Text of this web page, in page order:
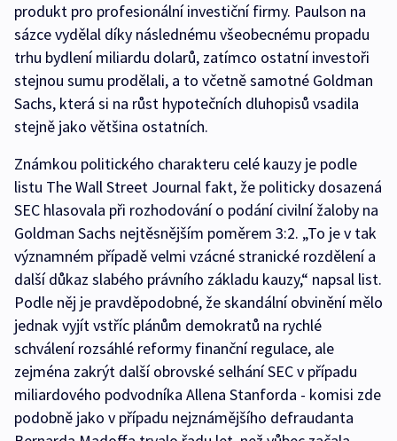
produkt pro profesionální investiční firmy. Paulson na
sázce vydělal díky následnému všeobecnému propadu
trhu bydlení miliardu dolarů, zatímco ostatní investoři
stejnou sumu prodělali, a to včetně samotné Goldman
Sachs, která si na růst hypotečních dluhopisů vsadila
stejně jako většina ostatních.
Známkou politického charakteru celé kauzy je podle
listu The Wall Street Journal fakt, že politicky dosazená
SEC hlasovala při rozhodování o podání civilní žaloby na
Goldman Sachs nejtěsnějším poměrem 3:2. „To je v tak
významném případě velmi vzácné stranické rozdělení a
další důkaz slabého právního základu kauzy,“ napsal list.
Podle něj je pravděpodobné, že skandální obvinění mělo
jednak vyjít vstříc plánům demokratů na rychlé
schválení rozsáhlé reformy finanční regulace, ale
zejména zakrýt další obrovské selhání SEC v případu
miliardového podvodníka Allena Stanforda - komisi zde
podobně jako v případu nejznámějšího defraudanta